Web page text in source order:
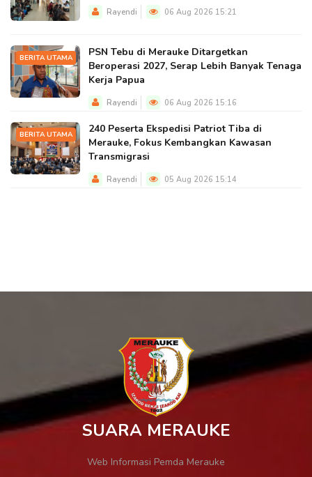
Rayendi 06 Aug 2026 15:21
BERITA UTAMA
PSN Tebu di Merauke Ditargetkan
Beroperasi 2027, Serap Lebih Banyak Tenaga
Kerja Papua
Rayendi 06 Aug 2026 15:16
BERITA UTAMA
240 Peserta Ekspedisi Patriot Tiba di
Merauke, Fokus Kembangkan Kawasan
Transmigrasi
Rayendi 05 Aug 2026 15:14
SUARA MERAUKE
Web Informasi Pemda Merauke